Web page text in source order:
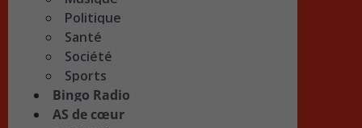
Politique
Santé
Société
Sports
Bingo Radio
AS de cœur